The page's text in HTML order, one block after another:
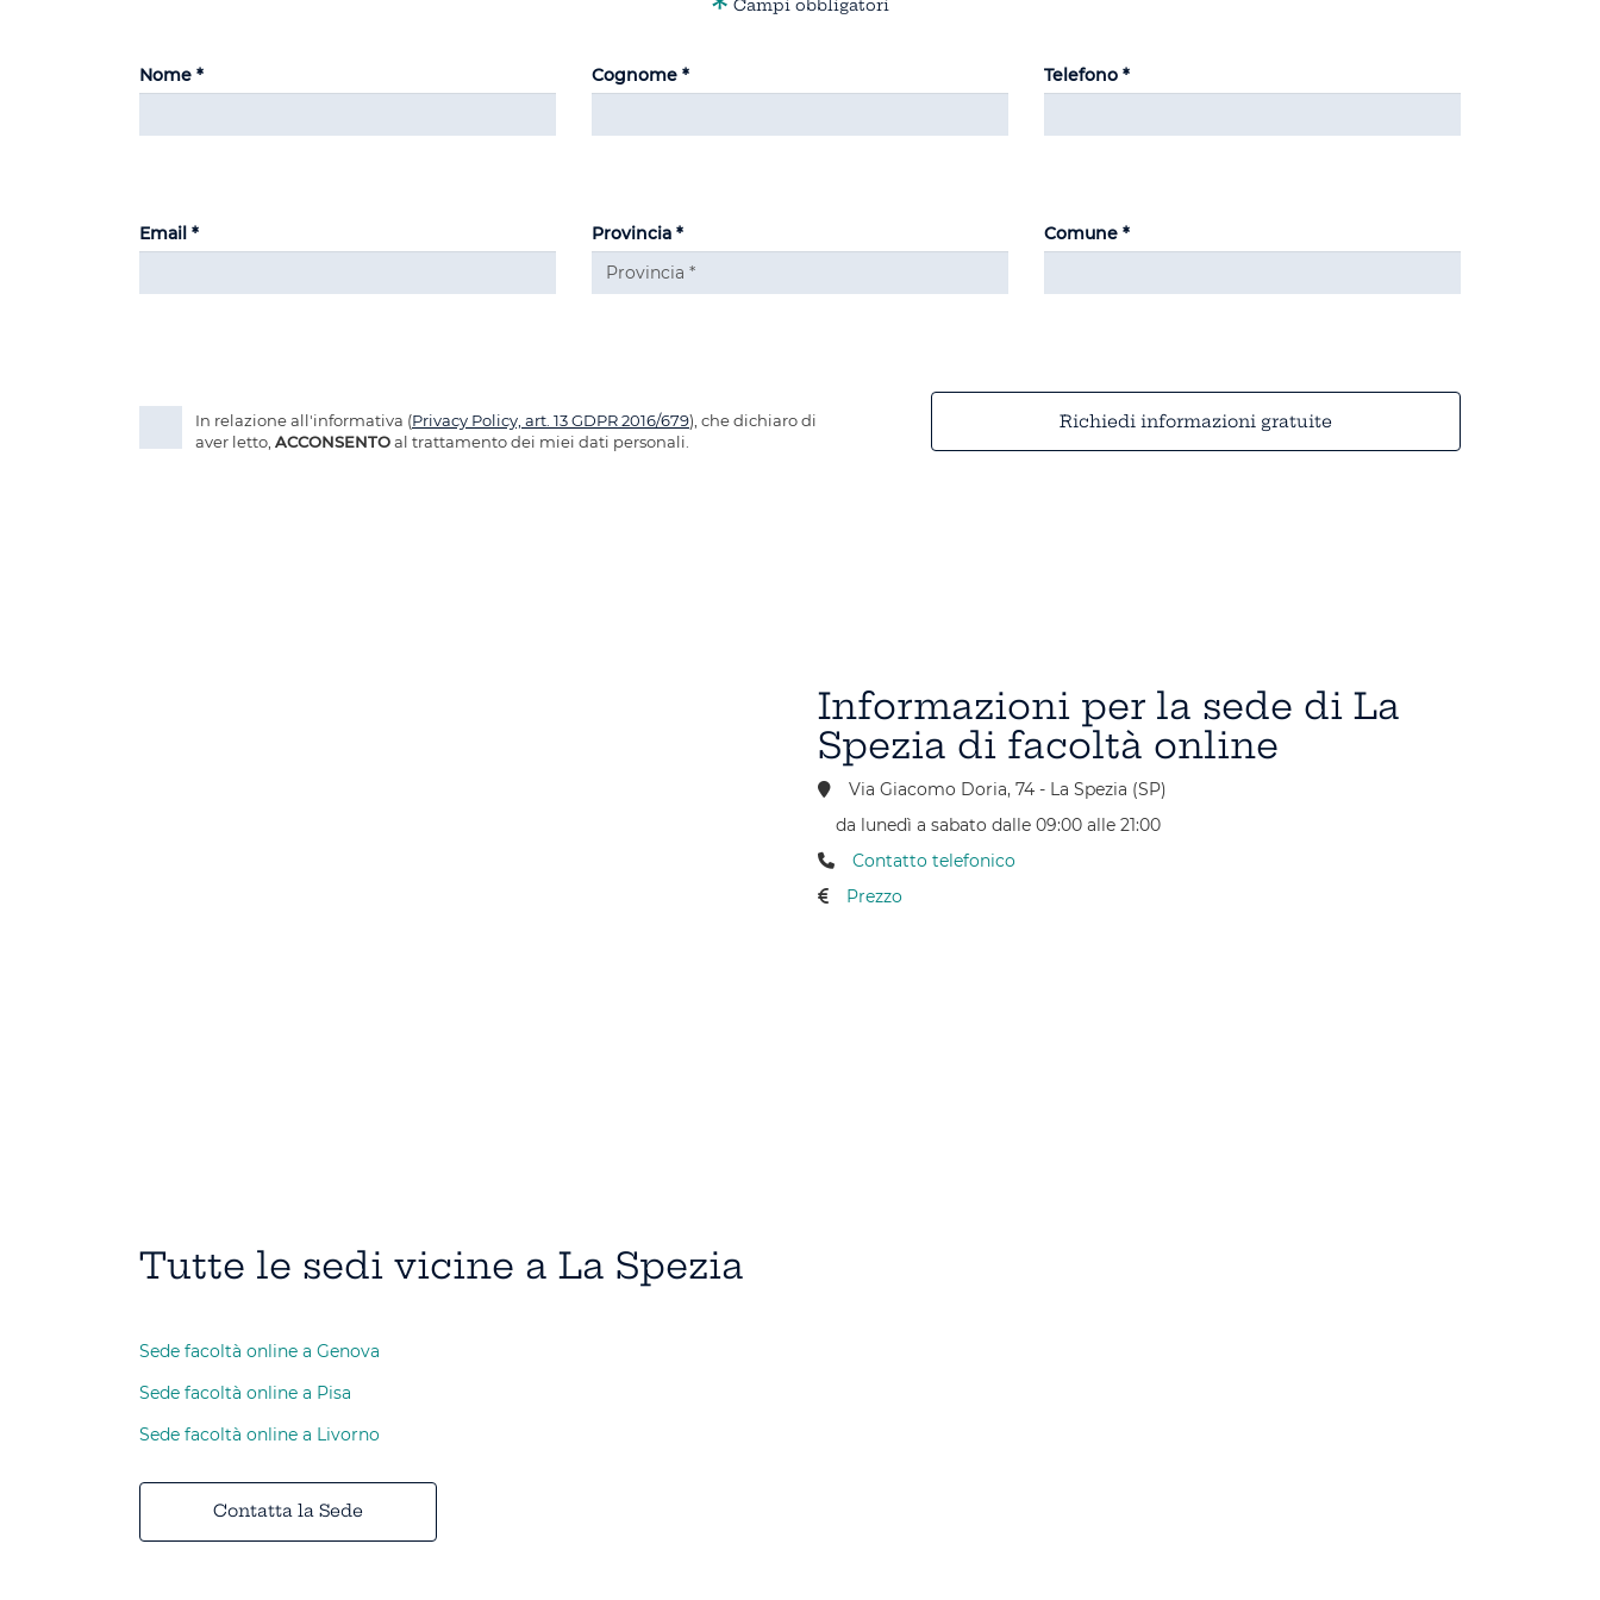
* Campi obbligatori
Nome * Cognome * Telefono *
Email * Provincia * Comune *
In relazione all'informativa (Privacy Policy, art. 13 GDPR 2016/679), che dichiaro di
aver letto, ACCONSENTOal trattamento dei miei dati personali.
Richiedi informazioni gratuite
Informazioni per la sede di La
Spezia di facoltà online
Via Giacomo Doria, 74 - La Spezia (SP)
da lunedì a sabato dalle 09:00 alle 21:00
Contatto telefonico
Prezzo
Tutte le sedi vicine a La Spezia
Sede facoltà online a Genova
Sede facoltà online a Pisa
Sede facoltà online a Livorno
Contatta la Sede